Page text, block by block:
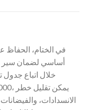
في الختام، الحفاظ
أساسي لضمان سير
خلال اتباع
الانسدادات،